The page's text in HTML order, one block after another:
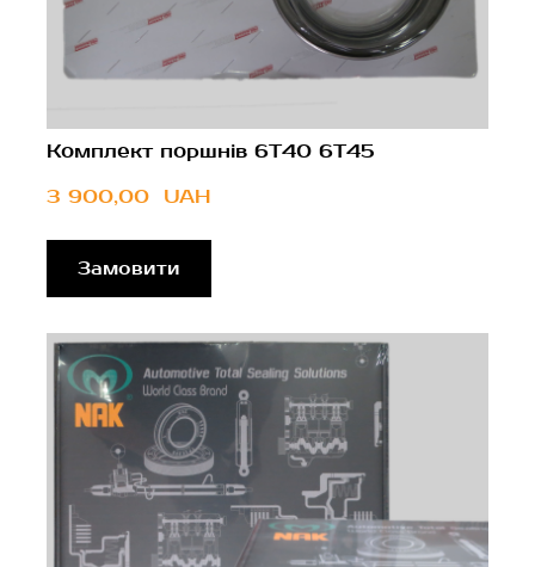
Комплект поршнів 6T40 6T45
3 900,00  UAH
Замовити